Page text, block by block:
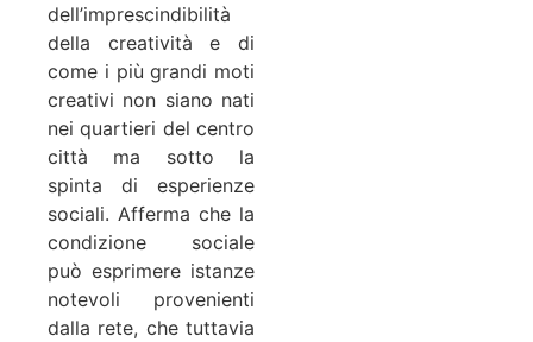
dell’imprescindibilità
della creatività e di
come i più grandi moti
creativi non siano nati
nei quartieri del centro
città ma sotto la
spinta di esperienze
sociali. Afferma che la
condizione sociale
può esprimere istanze
notevoli provenienti
dalla rete, che tuttavia